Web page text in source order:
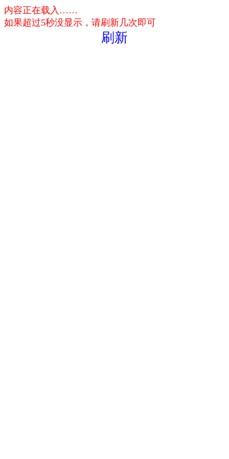
内容正在载入……
如果超过5秒没显示，请刷新几次即可
刷新